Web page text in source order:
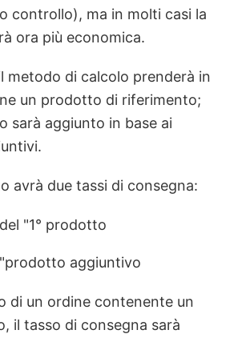
controllo), ma in molti casi la
ora più economica.
metodo di calcolo prenderà in
un prodotto di riferimento;
sarà aggiunto in base ai
avrà due tassi di consegna:
"1° prodotto
aggiuntivo
di un ordine contenente un
il tasso di consegna sarà